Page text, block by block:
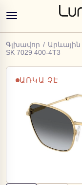
Գլխավոր / Արևային
SK 7029 400-4T3
ԱՌԿԱ ՉԷ